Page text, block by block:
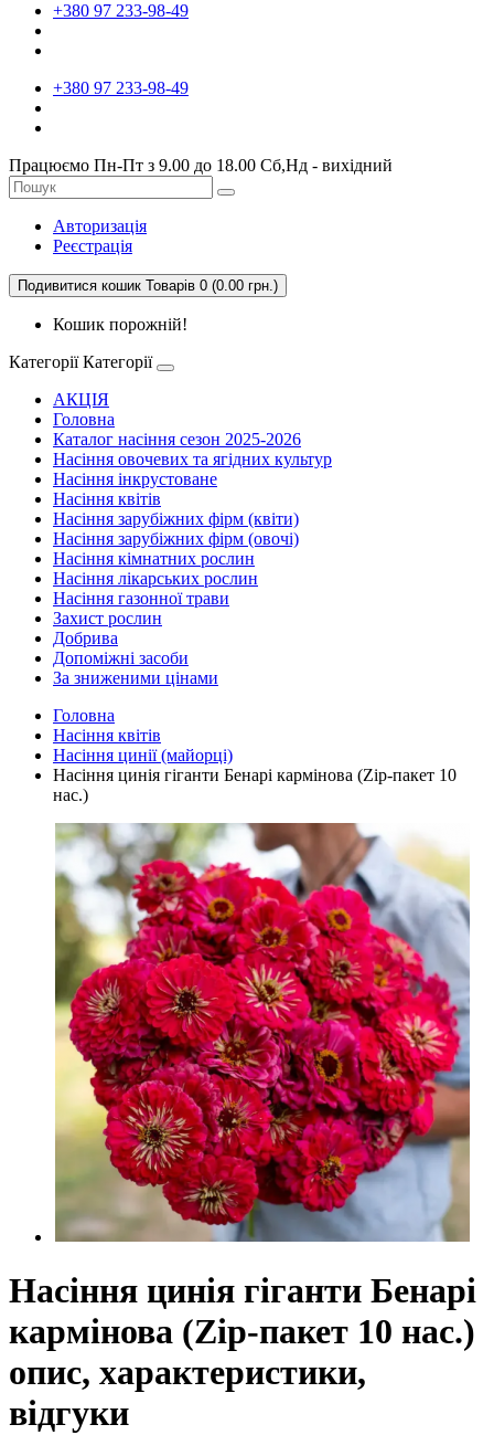
+380 97 233-98-49
+380 97 233-98-49
Працюємо Пн-Пт з 9.00 до 18.00 Сб,Нд - вихідний
Авторизація
Реєстрація
Подивитися кошик Товарів 0 (0.00 грн.)
Кошик порожній!
Категорії Категорії
АКЦІЯ
Головна
Каталог насіння сезон 2025-2026
Насіння овочевих та ягідних культур
Насіння інкрустоване
Насіння квітів
Насіння зарубіжних фірм (квіти)
Насіння зарубіжних фірм (овочі)
Насіння кімнатних рослин
Насіння лікарських рослин
Насіння газонної трави
Захист рослин
Добрива
Допоміжні засоби
За зниженими цінами
Головна
Насіння квітів
Насіння цинії (майорці)
Насіння цинія гіганти Бенарі кармінова (Zip-пакет 10
нас.)
Насіння цинія гіганти Бенарі
кармінова (Zip-пакет 10 нас.)
опис, характеристики,
відгуки